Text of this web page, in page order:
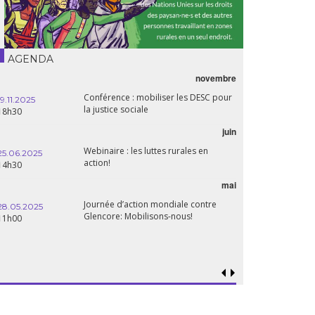
AGENDA
novembre
Conférence : mobiliser les DESC pour
la justice sociale
juin
Webinaire : les luttes rurales en
action!
mai
Journée d’action mondiale contre
Glencore: Mobilisons-nous!